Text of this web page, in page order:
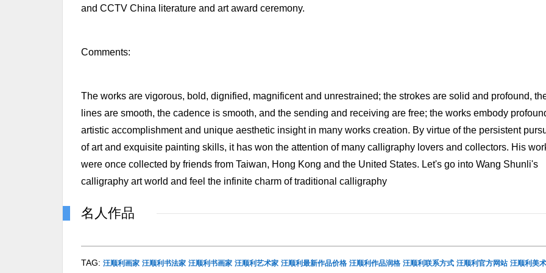
and CCTV China literature and art award ceremony.
Comments:
The works are vigorous, bold, dignified, magnificent and unrestrained; the strokes are solid and profound,
lines are smooth, the cadence is smooth, and the sending and receiving are free; the works embody
artistic accomplishment and unique aesthetic insight in many works creation. By virtue of the persistent
of art and exquisite painting skills, it has won the attention of many calligraphy lovers and collectors. His
were once collected by friends from Taiwan, Hong Kong and the United States. Let's go into Wang Shunli's
calligraphy art world and feel the infinite charm of traditional calligraphy
名人作品
TAG: 汪顺利画家 汪顺利书法家 汪顺利书画家 汪顺利艺术家 汪顺利最新作品价格 汪顺利作品润格 汪顺利联系方式 汪顺利官方网站 汪顺利美